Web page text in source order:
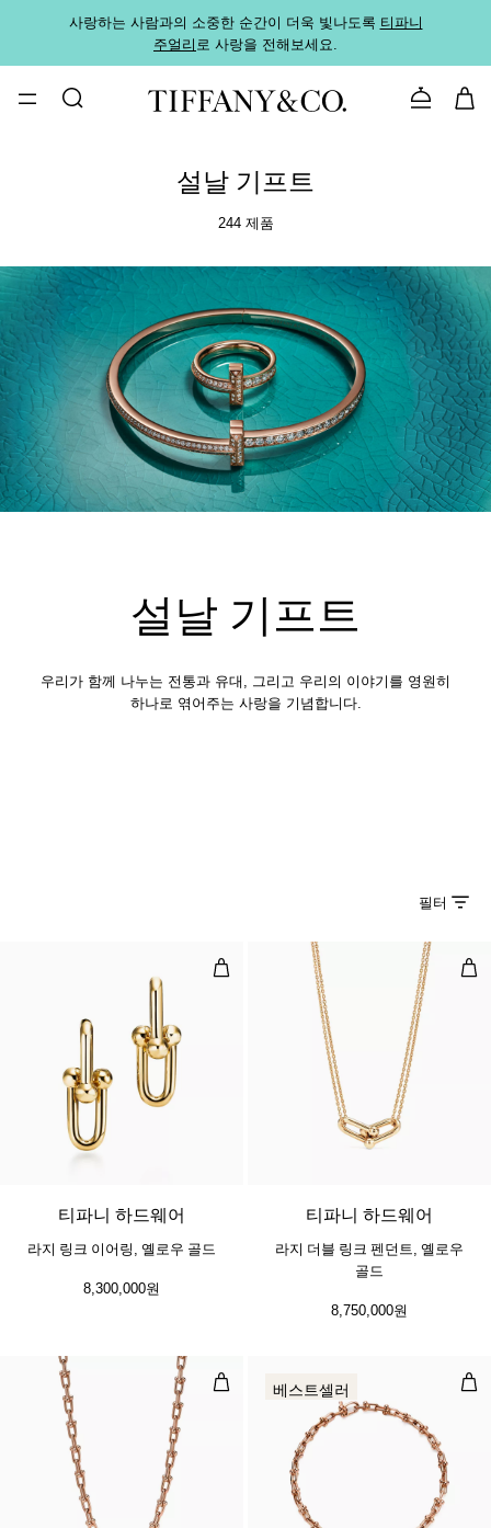
사랑하는 사람과의 소중한 순간이 더욱 빛나도록 티파니
주얼리로 사랑을 전해보세요.
문의하기
설날 기프트
244 제품
설날 기프트
우리가 함께 나누는 전통과 유대, 그리고 우리의 이야기를 영원히
하나로 엮어주는 사랑을 기념합니다.
필터
라지 링크 이어링, 옐로우 골드
2 소재
티파니 하드웨어
라지 링크 이어링, 옐로우 골드
8,300,000원
라
티파니 하드웨어
라지 더블 링크 펜던트, 옐로우
골드
8,750,000원
미디엄 링크 네크리스, 로즈 골드 마
베스트셀러